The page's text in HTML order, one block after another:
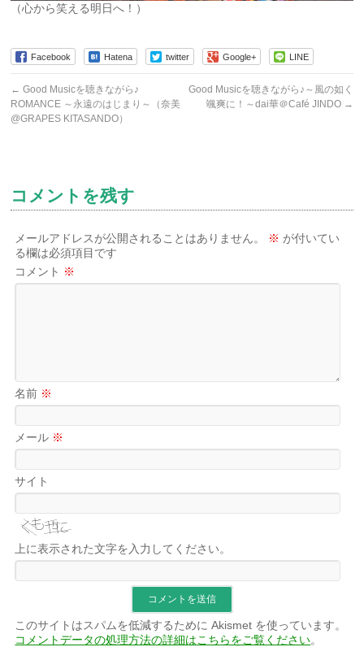
（心から笑える明日へ！）
Facebook Hatena twitter Google+ LINE
← Good Musicを聴きながら♪
ROMANCE ～永遠のはじまり～（奈美
@GRAPES KITASANDO）
Good Musicを聴きながら♪～風の如く
颯爽に！～dai華＠Café JINDO →
コメントを残す
メールアドレスが公開されることはありません。 ※ が付いてい
る欄は必須項目です
コメント ※
名前 ※
メール ※
サイト
上に表示された文字を入力してください。
このサイトはスパムを低減するために Akismet を使っています。
コメントデータの処理方法の詳細はこちらをご覧ください。